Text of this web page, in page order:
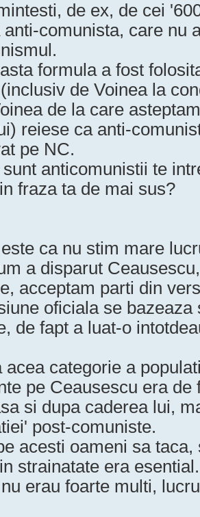
de ex, de cei
anti-comunista, care nu
formula a fost
de Voinea la
de la care
reiese ca anti-
pe NC.
anticomunistii te
fraza ta de mai sus?
ca nu stim mare
a disparut
acceptam parti din
oficiala se
de fapt a luat-o
acea categorie a
pe Ceausescu era de
si dupa caderea lui,
post-comuniste.
acesti oameni sa
strainatate era esential.
erau foarte multi,